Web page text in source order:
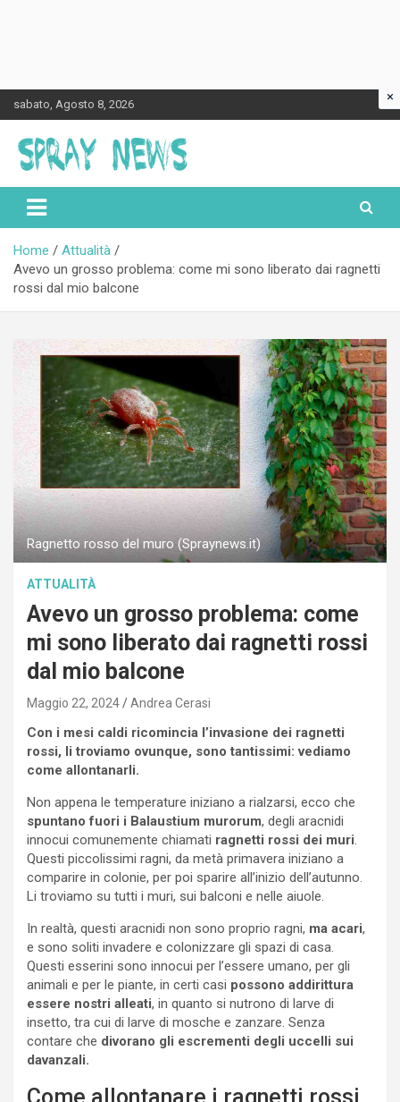
to
content
sabato, Agosto 8, 2026
Spraynews.it
Home
Attualità
Avevo un grosso problema: come mi sono liberato dai ragnetti
rossi dal mio balcone
Ragnetto rosso del muro (Spraynews.it)
ATTUALITÀ
Avevo un grosso problema: come
mi sono liberato dai ragnetti rossi
dal mio balcone
Maggio 22, 2024 Andrea Cerasi
Con i mesi caldi ricomincia l’invasione dei ragnetti
rossi, li troviamo ovunque, sono tantissimi: vediamo
come allontanarli.
Non appena le temperature iniziano a rialzarsi, ecco che
spuntano fuori i Balaustium murorum, degli aracnidi
innocui comunemente chiamati ragnetti rossi dei muri.
Questi piccolissimi ragni, da metà primavera iniziano a
comparire in colonie, per poi sparire all’inizio dell’autunno.
Li troviamo su tutti i muri, sui balconi e nelle aiuole.
In realtà, questi aracnidi non sono proprio ragni, ma acari,
e sono soliti invadere e colonizzare gli spazi di casa.
Questi esserini sono innocui per l’essere umano, per gli
animali e per le piante, in certi casi possono addirittura
essere nostri alleati, in quanto si nutrono di larve di
insetto, tra cui di larve di mosche e zanzare. Senza
contare che divorano gli escrementi degli uccelli sui
davanzali.
×